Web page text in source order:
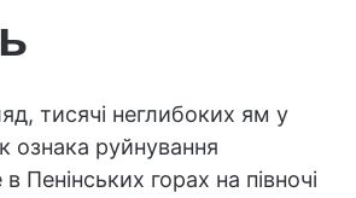
тисячі неглибоких ям у
ознака руйнування
Пенінських горах на півночі